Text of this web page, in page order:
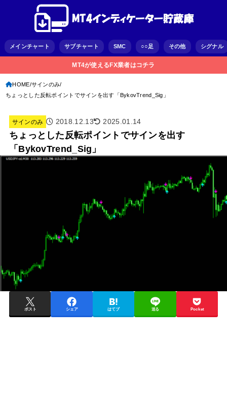
メインチャート サブチャート SMC ○○足 その他 シグナル
MT4が使えるFX業者はコチラ
HOME サインのみ
ちょっとした反転ポイントでサインを出す「BykovTrend_Sig」
サインのみ 2018.12.13 2025.01.14
ちょっとした反転ポイントでサインを出す
「BykovTrend_Sig」
ポスト シェア はてブ 送る Pocket